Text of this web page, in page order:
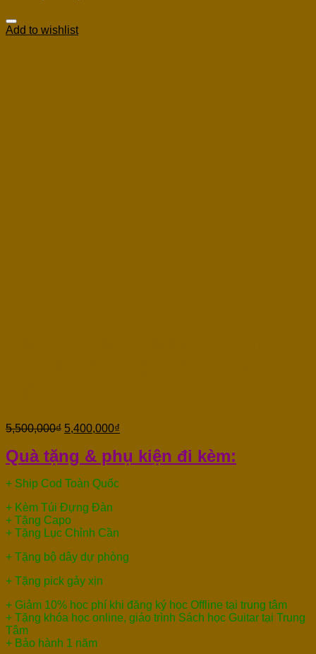
Add to wishlist
5,500,000₫ 5,400,000₫
Quà tặng & phụ kiện đi kèm:
+ Ship Cod Toàn Quốc
+ Kèm Túi Đựng Đàn
+ Tặng Capo
+ Tặng Lục Chỉnh Cần
+ Tặng bộ dây dự phòng
+ Tặng pick gảy xịn
+ Giảm 10% học phí khi đăng ký học Offline tại trung tâm
+ Tặng khóa học online, giáo trình Sách học Guitar tại Trung
Tâm
+ Bảo hành 1 năm